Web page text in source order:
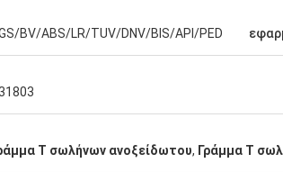
A182 F55,
αυτήν! Και
Στην πιό πρόσφατη
προμηθευτών, TOBO
BV/ABS/LR/TUV/DNV/BIS/API/PED
Τ σωλήνων ανοξείδωτου, Γράμμα Τ